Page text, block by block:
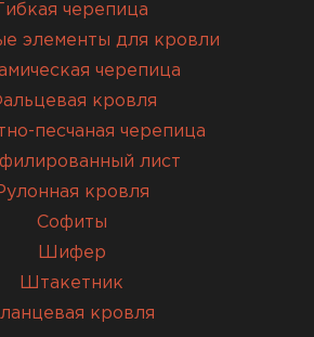
Гибкая черепица
элементы для кровли
черепица
кровля
песчаная черепица
лист
кровля
Софиты
Шифер
Штакетник
кровля